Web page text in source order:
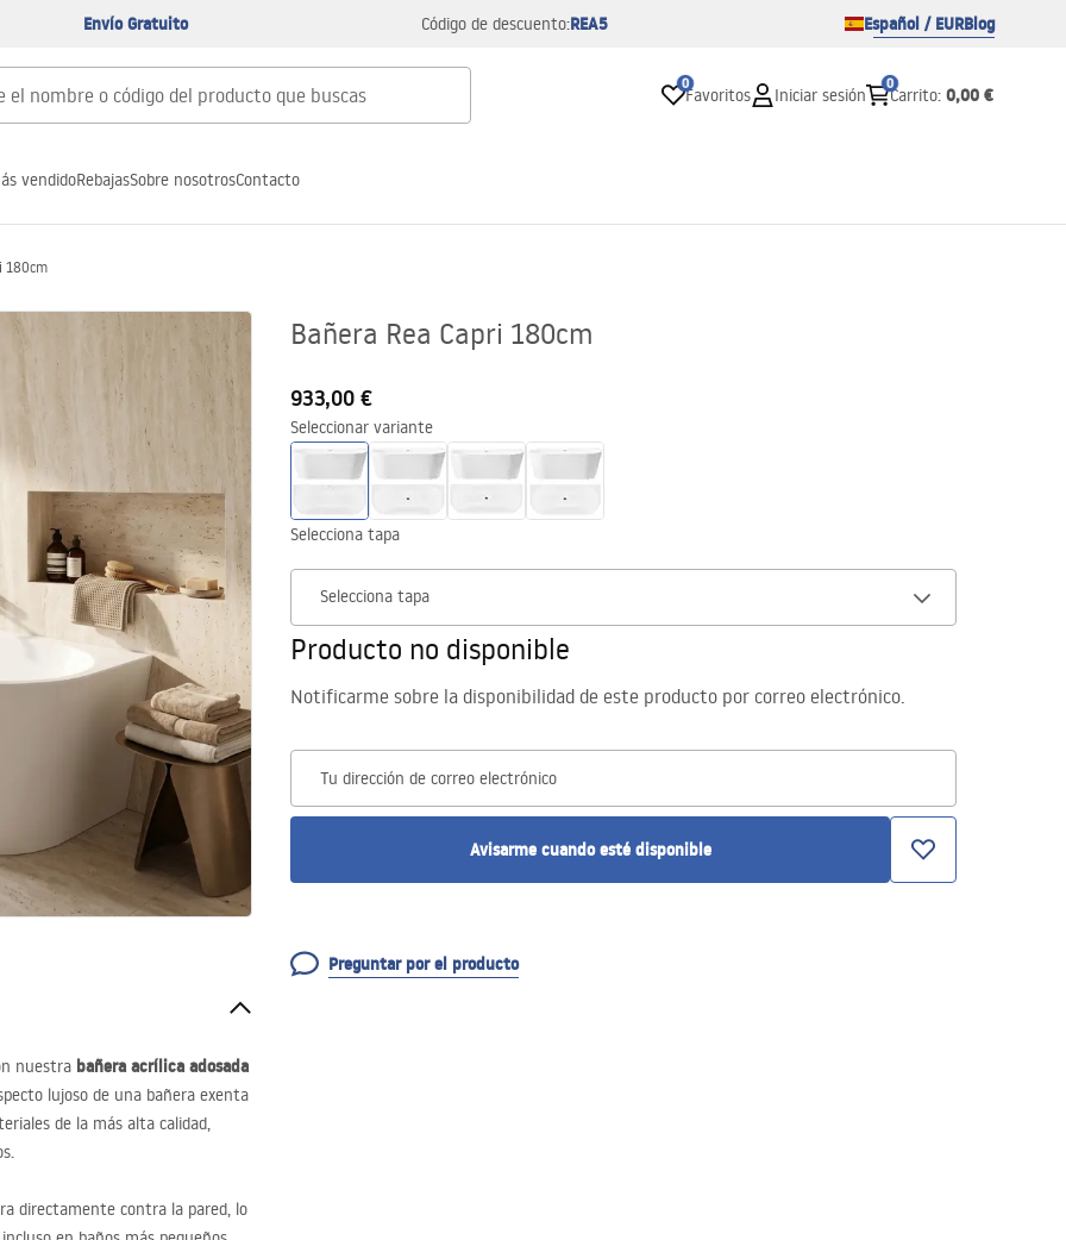
Envío Gratuito Código de descuento:REA5 Español / EURBlog
0
Favoritos Iniciar sesión
0
Carrito: 0,00 €
vendidoRebajasSobre nosotrosContacto
180cm
Bañera Rea Capri 180cm
933,00 €
Seleccionar variante
Selecciona tapa
Selecciona tapa
Producto no disponible
Notificarme sobre la disponibilidad de este producto por correo electrónico.
Tu dirección de correo electrónico
Avisarme cuando esté disponible
Preguntar por el producto
nuestra bañera acrílica adosada
lujoso de una bañera exenta
de la más alta calidad,
directamente contra la pared, lo